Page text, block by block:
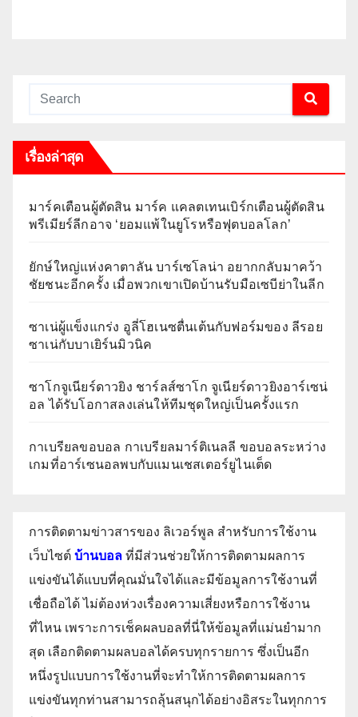
เรื่องล่าสุด
มาร์คเตือนผู้ตัดสิน มาร์ค แคลตเทนเบิร์กเตือนผู้ตัดสิน
พรีเมียร์ลีกอาจ ‘ยอมแพ้ในยูโรหรือฟุตบอลโลก’
ยักษ์ใหญ่แห่งคาตาลัน บาร์เซโลน่า อยากกลับมาคว้า
ชัยชนะอีกครั้ง เมื่อพวกเขาเปิดบ้านรับมือเซบีย่าในลีก
ซาเน่ผู้แข็งแกร่ง อูลี่โฮเนซตื่นเต้นกับฟอร์มของ ลีรอย
ซาเน่กับบาเยิร์นมิวนิค
ซาโกจูเนียร์ดาวยิง ชาร์ลส์ซาโก จูเนียร์ดาวยิงอาร์เซน่
อล ได้รับโอกาสลงเล่นให้ทีมชุดใหญ่เป็นครั้งแรก
กาเบรียลขอบอล กาเบรียลมาร์ติเนลลี ขอบอลระหว่าง
เกมที่อาร์เซนอลพบกับแมนเชสเตอร์ยูไนเต็ด
การติดตามข่าวสารของ ลิเวอร์พูล สำหรับการใช้งาน
เว็บไซต์ บ้านบอล ที่มีส่วนช่วยให้การติดตามผลการ
แข่งขันได้แบบที่คุณมั่นใจได้และมีข้อมูลการใช้งานที่
เชื่อถือได้ ไม่ต้องห่วงเรื่องความเสี่ยงหรือการใช้งาน
ที่ไหน เพราะการเช็คผลบอลที่นี่ให้ข้อมูลที่แม่นยำมาก
สุด เลือกติดตามผลบอลได้ครบทุกรายการ ซึ่งเป็นอีก
หนึ่งรูปแบบการใช้งานที่จะทำให้การติดตามผลการ
แข่งขันทุกท่านสามารถลุ้นสนุกได้อย่างอิสระในทุกการ